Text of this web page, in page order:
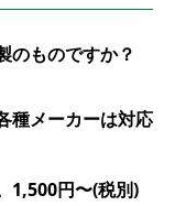
のものですか？
種メーカーは対応
1,500円〜(税別)